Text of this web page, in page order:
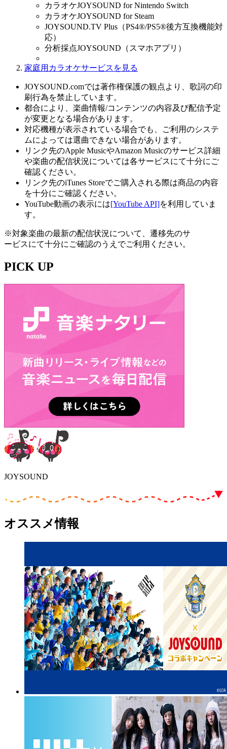
カラオケJOYSOUND for Nintendo Switch
カラオケJOYSOUND for Steam
JOYSOUND.TV Plus（PS4®/PS5®後方互換機能対
応）
分析採点JOYSOUND（スマホアプリ）
家庭用カラオケサービスを見る
JOYSOUND.comでは著作権保護の観点より、歌詞の印
刷行為を禁止しています。
都合により、楽曲情報/コンテンツの内容及び配信予定
が変更となる場合があります。
対応機種が表示されている場合でも、ご利用のシステ
ムによっては選曲できない場合があります。
リンク先のApple MusicやAmazon Musicのサービス詳細
や楽曲の配信状況については各サービスにて十分にご
確認ください。
リンク先のiTunes Storeでご購入される際は商品の内容
を十分にご確認ください。
YouTube動画の表示には[YouTube API]を利用していま
す。
※対象楽曲の最新の配信状況について、遷移先のサ
ービスにて十分にご確認のうえでご利用ください。
PICK UP
JOYSOUND
オススメ情報